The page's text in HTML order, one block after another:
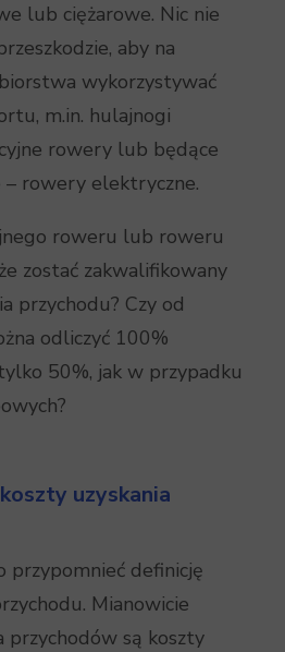
lub ciężarowe. Nic nie
aby na
wykorzystywać
m.in. hulajnogi
rowery lub będące
rowery elektryczne.
roweru lub roweru
zostać zakwalifikowany
przychodu? Czy od
odliczyć 100%
50%, jak w przypadku
uzyskania
przypomnieć definicję
Mianowicie
przychodów są koszty